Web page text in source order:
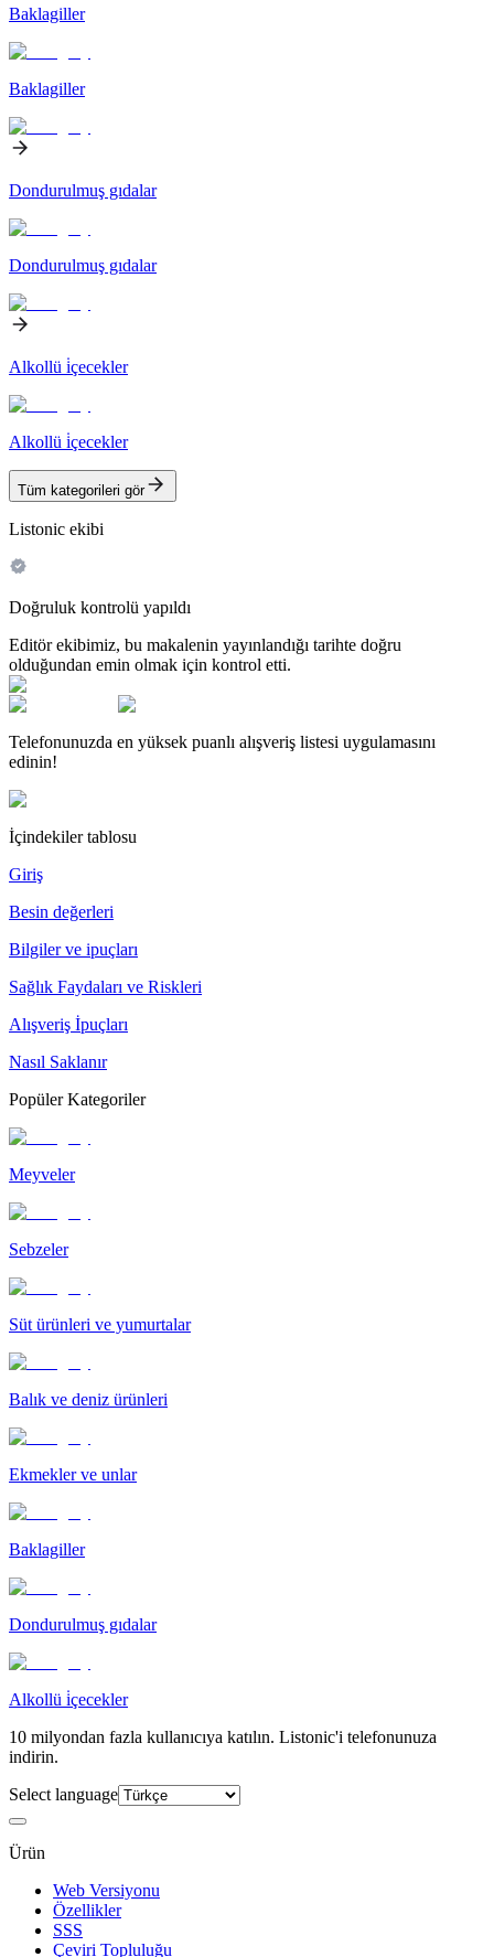
Baklagiller
Baklagiller
Dondurulmuş gıdalar
Dondurulmuş gıdalar
Alkollü i̇çecekler
Alkollü i̇çecekler
Tüm kategorileri gör
Listonic ekibi
Doğruluk kontrolü yapıldı
Editör ekibimiz, bu makalenin yayınlandığı tarihte doğru
olduğundan emin olmak için kontrol etti.
Telefonunuzda en yüksek puanlı alışveriş listesi uygulamasını
edinin!
İçindekiler tablosu
Giriş
Besin değerleri
Bilgiler ve ipuçları
Sağlık Faydaları ve Riskleri
Alışveriş İpuçları
Nasıl Saklanır
Popüler Kategoriler
Meyveler
Sebzeler
Süt ürünleri ve yumurtalar
Balık ve deniz ürünleri
Ekmekler ve unlar
Baklagiller
Dondurulmuş gıdalar
Alkollü i̇çecekler
10 milyondan fazla kullanıcıya katılın. Listonic'i telefonunuza
indirin.
Select language
Ürün
Web Versiyonu
Özellikler
SSS
Çeviri Topluluğu